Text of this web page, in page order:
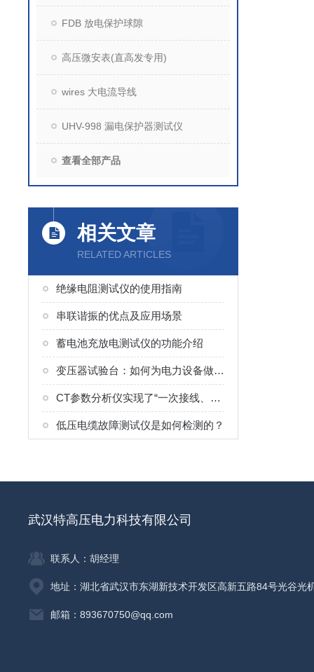
FDB 放电保护球隙
高压微安表(直高发专用)
wires 大电流导线
UHV-998 漏电保护器测试仪
查看全部产品
相关文章
RELATED ARTICLES
绝缘电阻测试仪的使用指南
串联谐振的优点及应用场景
蓄电池充放电测试仪的功能介绍
变压器试验台：如何为电力设备做“体检”？
CT参数分析仪实现了“一次接线、多项检测、自动生成结果”的流程
低压电缆故障测试仪是如何检测的？
武汉特高压电力科技有限公司
联系人：胡经理
地址：湖北省武汉市东湖新技术开发区高新五路84号光谷光
邮箱：893670750@qq.com